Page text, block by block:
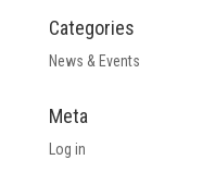
Categories
News & Events
Meta
Log in